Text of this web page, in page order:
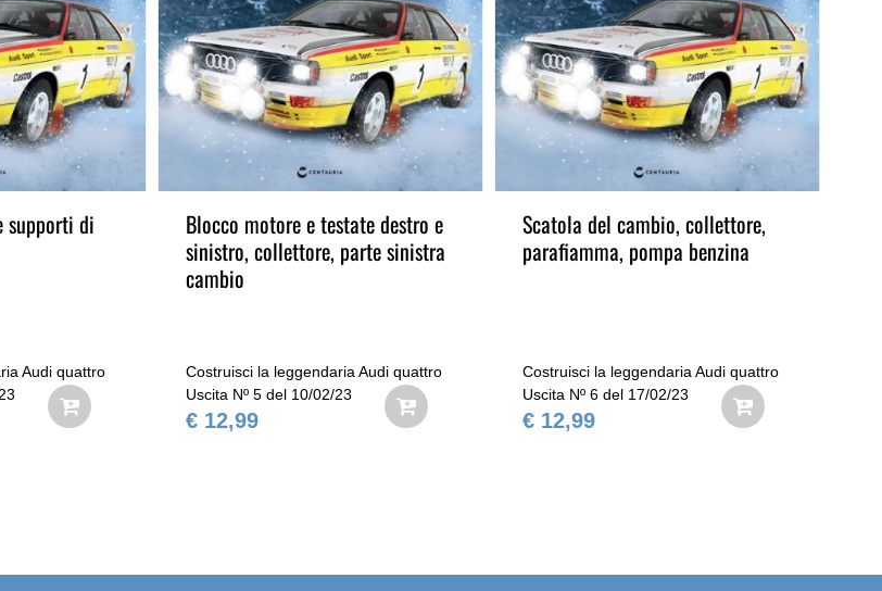
supporti di
Audi quattro
Blocco motore e testate destro e
sinistro, collettore, parte sinistra
cambio
Costruisci la leggendaria Audi quattro
Uscita Nº 5 del 10/02/23
€ 12,99
Scatola del cambio, collettore,
parafiamma, pompa benzina
Costruisci la leggendaria Audi quattro
Uscita Nº 6 del 17/02/23
€ 12,99